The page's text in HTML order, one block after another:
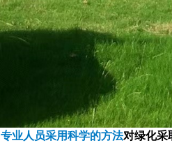
专业人员采用科学的方法对绿化采